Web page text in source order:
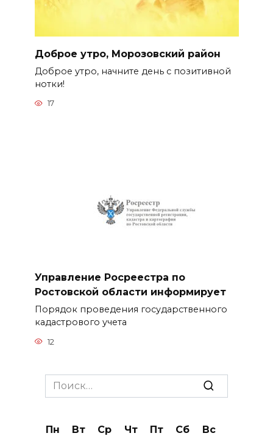
Доброе утро, Морозовский район
Доброе утро, начните день с позитивной
нотки!
17
Управление Росреестра по
Ростовской области информирует
Порядок проведения государственного
кадастрового учета
12
Search
for:
Пн Вт Ср Чт Пт Сб
Вс